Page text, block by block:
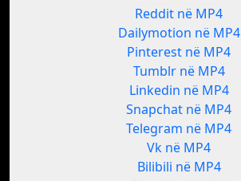
Reddit në MP4
Dailymotion në MP4
Pinterest në MP4
Tumblr në MP4
Linkedin në MP4
Snapchat në MP4
Telegram në MP4
Vk në MP4
Bilibili në MP4